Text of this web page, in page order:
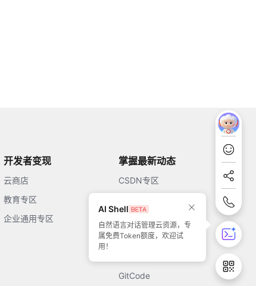
开发者变现
云商店
教育专区
企业通用专区
掌握最新动态
CSDN专区
51CTO
GitCode
AI Shell
自然语言对话管理云资源，专
属免费Token额度，欢迎试
用！